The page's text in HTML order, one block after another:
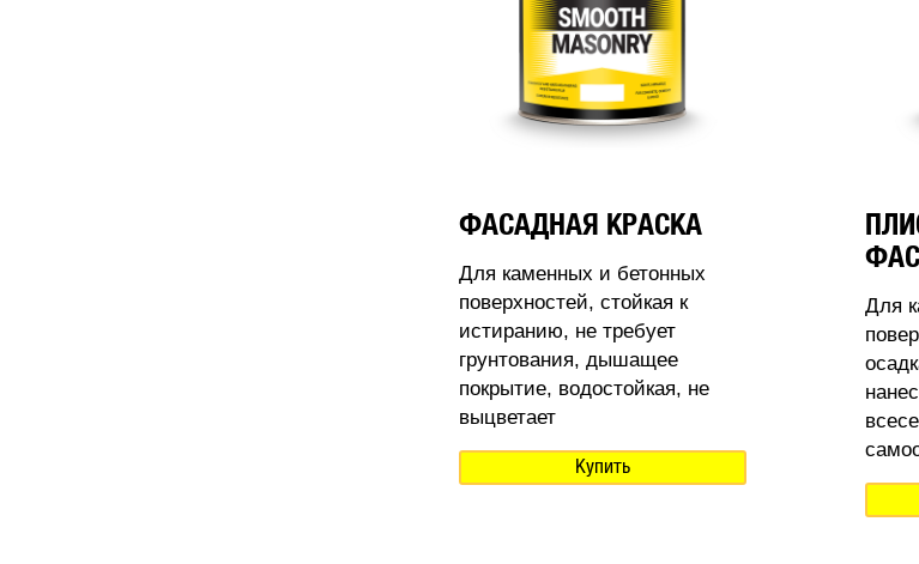
ФАСАДНАЯ КРАСКА
Для каменных и бетонных
поверхностей, стойкая к
истиранию, не требует
грунтования, дышащее
покрытие, водостойкая, не
выцветает
Купить
Для